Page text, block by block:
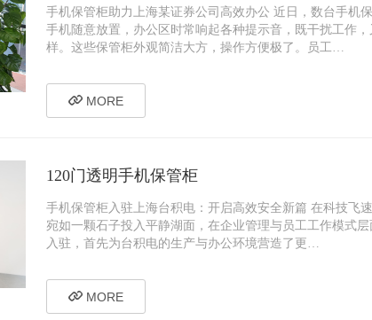
手机保管柜助力上海某证券公司高效办公 近日，数台手机
手机随意放置，办公区时常响起各种提示音，既干扰工作
样。这些保管柜外观简洁大方，操作方便极了。员工…
MORE
120门透明手机保管柜
手机保管柜入驻上海台积电：开启高效安全新篇 在科技飞
宛如一颗石子投入平静湖面，在企业管理与员工工作模式
入驻，首先为台积电的生产与办公环境营造了更…
MORE